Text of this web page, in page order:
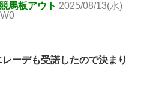
馬板アウト 2025/08/13(水)
ーデも受諾したので決まり